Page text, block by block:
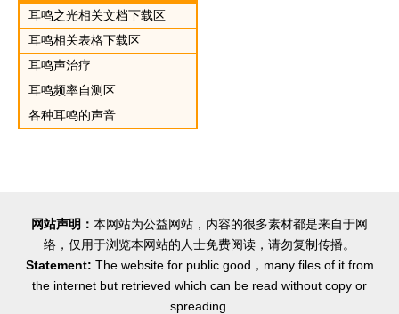
耳鸣之光相关文档下载区
耳鸣相关表格下载区
耳鸣声治疗
耳鸣频率自测区
各种耳鸣的声音
网站声明： 本网站为公益网站，内容的很多素材都是来自于网
络，仅用于浏览本网站的人士免费阅读，请勿复制传播。
Statement: The website for public good，many files of it from
the internet but retrieved which can be read without copy or
spreading.